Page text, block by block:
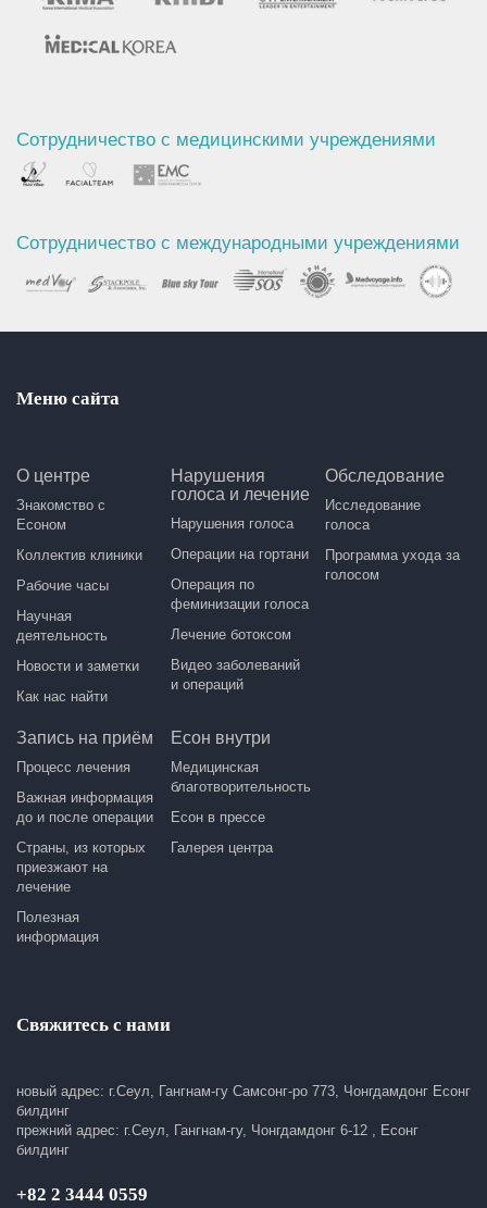
Сотрудничество с медицинскими учреждениями
Сотрудничество с международными учреждениями
Меню сайта
О центре
Знакомство с
Есоном
Коллектив клиники
Рабочие часы
Научная
деятельность
Новости и заметки
Как нас найти
Нарушения
голоса и лечение
Нарушения голоса
Операции на гортани
Операция по
феминизации голоса
Лечение ботоксом
Видео заболеваний
и операций
Обследование
Исследование
голоса
Программа ухода за
голосом
Запись на приём
Процесс лечения
Важная информация
до и после операции
Страны, из которых
приезжают на
лечение
Полезная
информация
Есон внутри
Медицинская
благотворительность
Есон в прессе
Галерея центра
Свяжитесь с нами
новый адрес: г.Сеул, Гангнам-гу Самсонг-ро 773, Чонгдамдонг Есонг
билдинг
прежний адрес: г.Сеул, Гангнам-гу, Чонгдамдонг 6-12 , Есонг
билдинг
+82 2 3444 0559